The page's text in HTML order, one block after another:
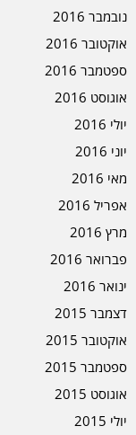
נובמבר 2016
אוקטובר 2016
ספטמבר 2016
אוגוסט 2016
יולי 2016
יוני 2016
מאי 2016
אפריל 2016
מרץ 2016
פברואר 2016
ינואר 2016
דצמבר 2015
אוקטובר 2015
ספטמבר 2015
אוגוסט 2015
יולי 2015